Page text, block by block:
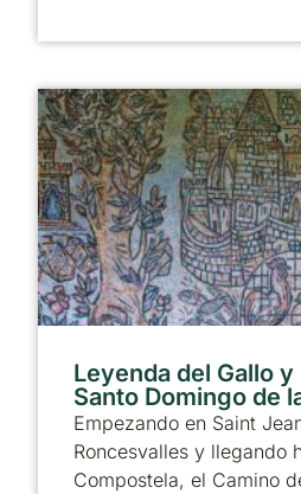
Leyenda del Gallo y
Santo Domingo de
Empezando en Saint
Roncesvalles y llegando
Compostela, el Camino